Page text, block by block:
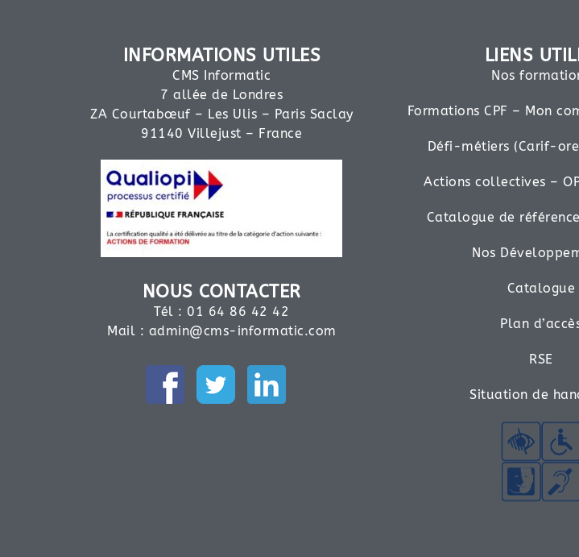
INFORMATIONS UTILES
CMS Informatic
7 allée de Londres
ZA Courtabœuf – Les Ulis – Paris Saclay
91140 Villejust – France
NOUS CONTACTER
Tél : 01 64 86 42 42
Mail : admin@cms-informatic.com
LIENS
Nos
Formations CPF – Mon
Défi-métiers (Carif-
Actions collectives –
Catalogue de référence
Nos
Catalogue
Plan
RSE
Situation de